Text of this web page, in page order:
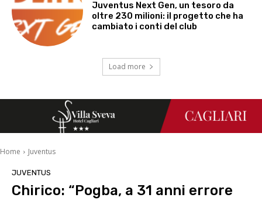
Juventus Next Gen, un tesoro da
oltre 230 milioni: il progetto che ha
cambiato i conti del club
Load more